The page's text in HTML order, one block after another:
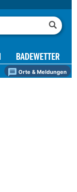
BADEWETTER
Orte & Meldungen